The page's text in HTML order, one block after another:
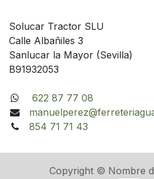
Solucar Tractor SLU
Calle Albañiles 3
Sanlucar la Mayor (Sevilla)
B91932053
622 87 77 08
854 71 71 43
Copyright © Nombre